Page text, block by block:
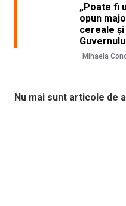
„Poate fi
opun
cereale și
Mihaela
Nu mai sunt articole de